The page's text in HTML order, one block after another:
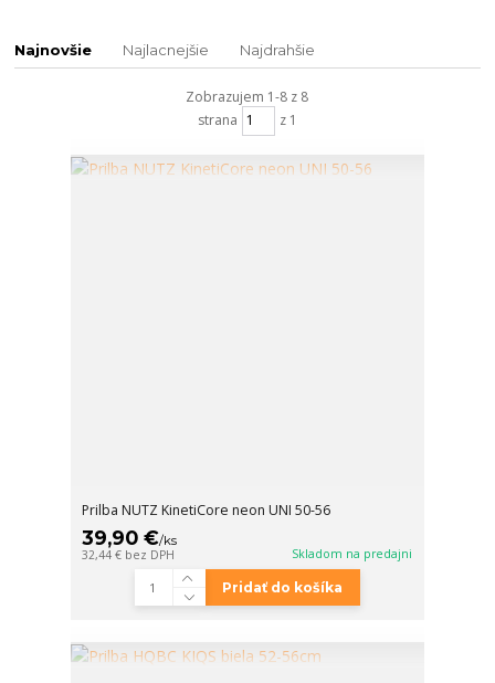
Najnovšie Najlacnejšie Najdrahšie
Zobrazujem 1-8 z 8
strana
z 1
Prilba NUTZ KinetiCore neon UNI 50-56
39,90 €/ks
32,44 € bez DPH Skladom na predajni
Pridať do košíka